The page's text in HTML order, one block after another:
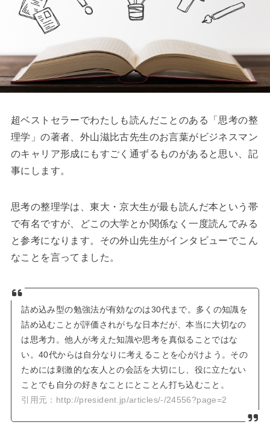
超ベストセラーでわたしも読んだことのある「思考の整
理学」の著者、外山滋比古先生のお言葉がビジネスマン
のキャリア形成にもすごく通ずるものがあると思い、記
事にします。
思考の整理学は、東大・京大生が最も読んだ本という帯
で有名ですが、どこの大学とか関係なく一度読んでみる
と参考になります。その外山先生がインタビューでこん
なことを言ってました。
詰め込み型の勉強法が有効なのは30代まで。多くの知識を
詰め込むことが評価されがちな日本だが、本当に大切なの
は思考力。他人が考えた知識や思考を真似ることではな
い。40代からは自分なりに考えることを心がけよう。その
ためには刺激的な友人との会話を大切にし、役に立たない
ことでも自分の好きなことにとことん打ち込むこと。
引用元：http://president.jp/articles/-/24556?page=2